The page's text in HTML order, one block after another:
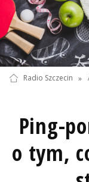
Radio Szczecin »
Ping-
o tym,